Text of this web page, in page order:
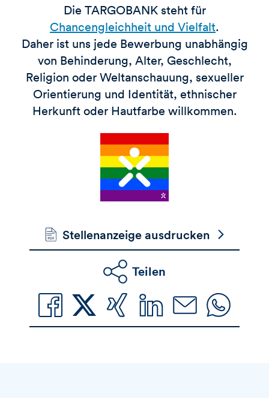
Die TARGOBANK steht für
Chancengleichheit und Vielfalt.
Daher ist uns jede Bewerbung unabhängig
von Behinderung, Alter, Geschlecht,
Religion oder Weltanschauung, sexueller
Orientierung und Identität, ethnischer
Herkunft oder Hautfarbe willkommen.
Stellenanzeige ausdrucken
Teilen